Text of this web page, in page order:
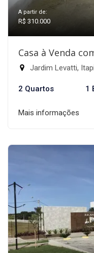
A partir de:
R$ 310.000
Casa à Venda
Jardim Levatti,
2 Quartos 1
Mais informações